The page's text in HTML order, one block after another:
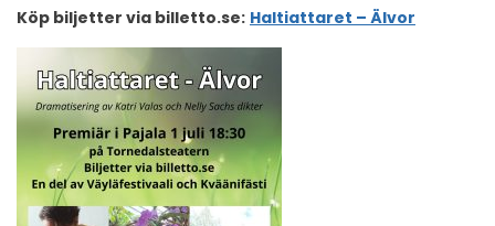
Köp biljetter via billetto.se: Haltiattaret – Älvor